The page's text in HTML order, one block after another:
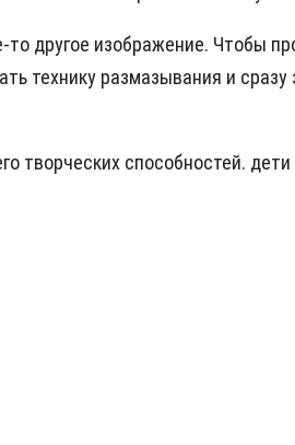
то другое изображение. Чтобы
технику размазывания и сразу
творческих способностей.